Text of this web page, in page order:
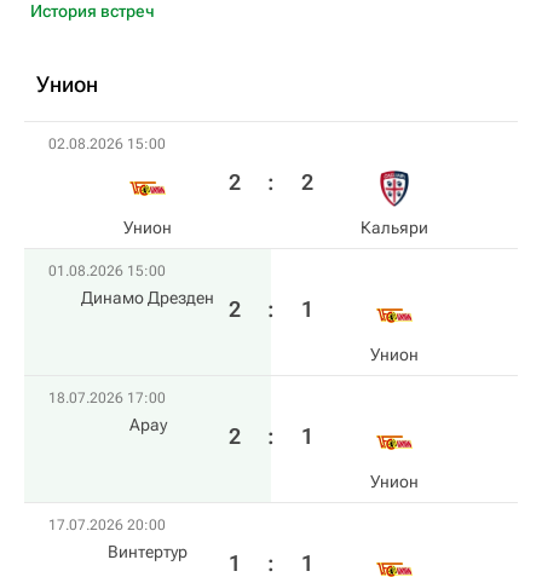
История встреч
Унион
02.08.2026 15:00
Унион
2 : 2
Кальяри
01.08.2026 15:00
Динамо Дрезден 2 : 1
Унион
18.07.2026 17:00
Арау 2 : 1
Унион
17.07.2026 20:00
Винтертур 1 : 1